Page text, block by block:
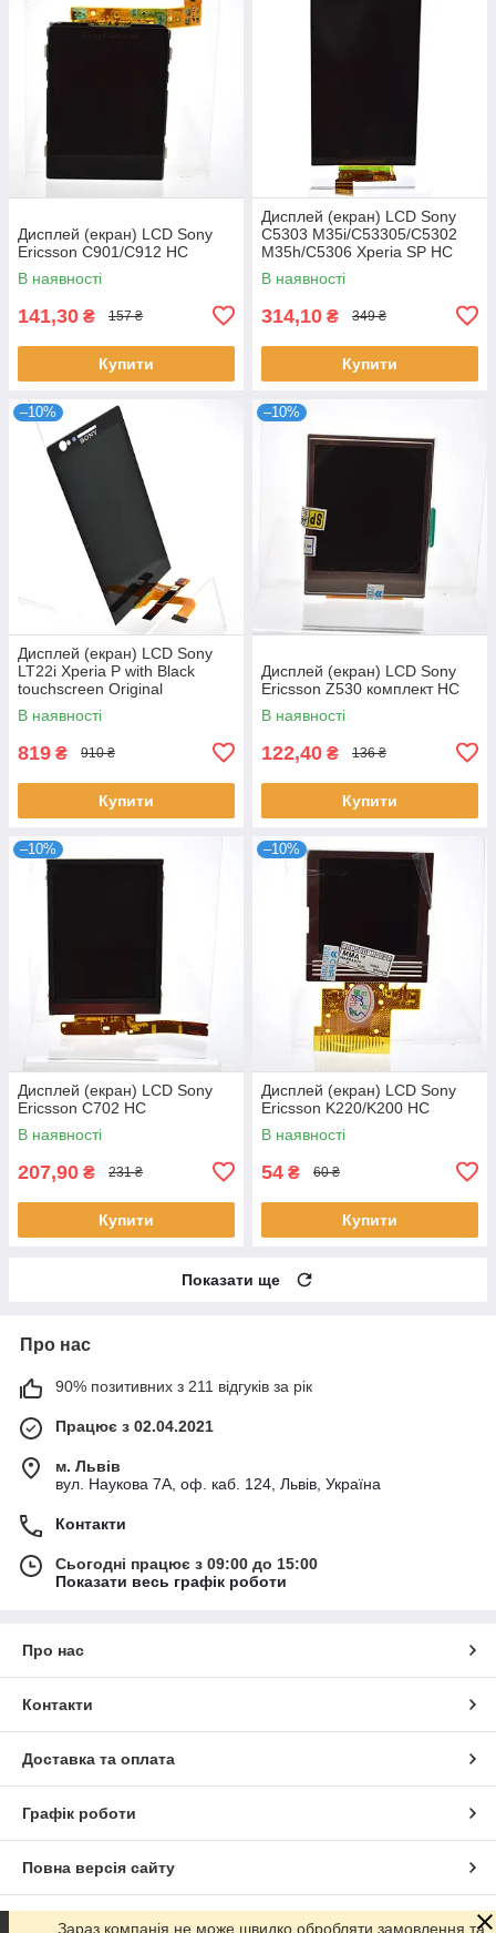
Дисплей (екран) LCD Sony
Ericsson C901/C912 HC
В наявності
141,30 ₴ 157 ₴
Купити
Дисплей (екран) LCD Sony
C5303 M35i/C53305/C5302
M35h/C5306 Xperia SP HC
В наявності
314,10 ₴ 349 ₴
Купити
–10%
Дисплей (екран) LCD Sony
LT22i Xperia P with Black
touchscreen Original
В наявності
819 ₴ 910 ₴
Купити
–10%
Дисплей (екран) LCD Sony
Ericsson Z530 комплект HC
В наявності
122,40 ₴ 136 ₴
Купити
–10%
Дисплей (екран) LCD Sony
Ericsson C702 HC
В наявності
207,90 ₴ 231 ₴
Купити
–10%
Дисплей (екран) LCD Sony
Ericsson K220/K200 HC
В наявності
54 ₴ 60 ₴
Купити
Показати ще
Про нас
90% позитивних з 211 відгуків за рік
Працює з 02.04.2021
м. Львів
вул. Наукова 7А, оф. каб. 124, Львів, Україна
Контакти
Сьогодні працює з 09:00 до 15:00
Показати весь графік роботи
Про нас
Контакти
Доставка та оплата
Графік роботи
Повна версія сайту
Сайт створено на маркетплейсі Prom.ua
Зараз компанія не може швидко обробляти замовлення та